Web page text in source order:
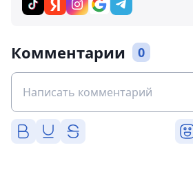
Комментарии 0